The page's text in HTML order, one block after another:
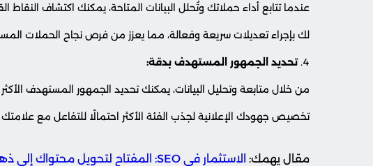
عندما تتابع أداء حملاتك وتُحلل البيانات المتاحة، يمكنك اكتشاف
لك بإجراء تعديلات سريعة وفعالة، مما يعزز من فرص نجاح الحملات
تحديد الجمهور المستهدف بدقة:
من خلال متابعة وتحليل البيانات، يمكنك تحديد الجمهور المستهدف
تخصيص جهودك الإعلانية لجذب الفئة الأكثر احتمالًا للتفاعل مع علامتك
مقال يهمك: الاستثمار في SEO: المفتاح لتحويل محتواك إلى ذهب